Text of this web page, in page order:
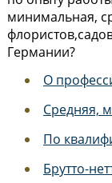
минимальная,
Германии?
О
Средняя,
По
Брутто-